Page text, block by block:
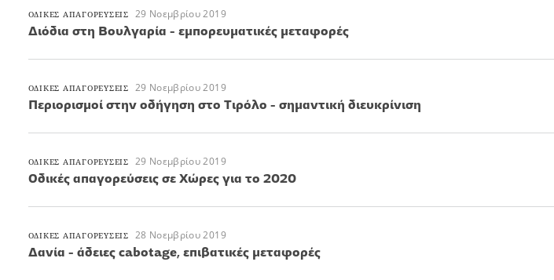
ΟΔΙΚΕΣ ΑΠΑΓΟΡΕΥΣΕΙΣ 29 Νοεμβρίου 2019
Διόδια στη Βουλγαρία - εμπορευματικές μεταφορές
ΟΔΙΚΕΣ ΑΠΑΓΟΡΕΥΣΕΙΣ 29 Νοεμβρίου 2019
Περιορισμοί στην οδήγηση στο Τιρόλο - σημαντική διευκρίνιση
ΟΔΙΚΕΣ ΑΠΑΓΟΡΕΥΣΕΙΣ 29 Νοεμβρίου 2019
Οδικές απαγορεύσεις σε Χώρες για το 2020
ΟΔΙΚΕΣ ΑΠΑΓΟΡΕΥΣΕΙΣ 28 Νοεμβρίου 2019
Δανία - άδειες cabotage, επιβατικές μεταφορές